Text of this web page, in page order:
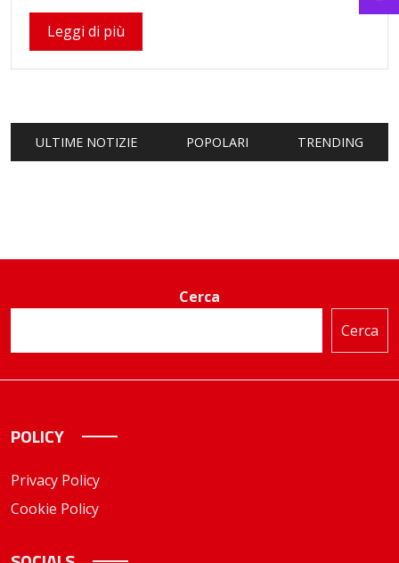
Leggi di più
ULTIME NOTIZIE POPOLARI TRENDING
Cerca
Cerca
POLICY
Privacy Policy
Cookie Policy